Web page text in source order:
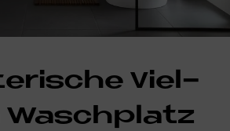
Viel­
Wasch­pla­tz